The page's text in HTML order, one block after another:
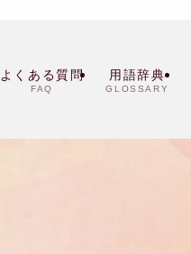
よくある質問
FAQ
用語辞典
GLOSSARY